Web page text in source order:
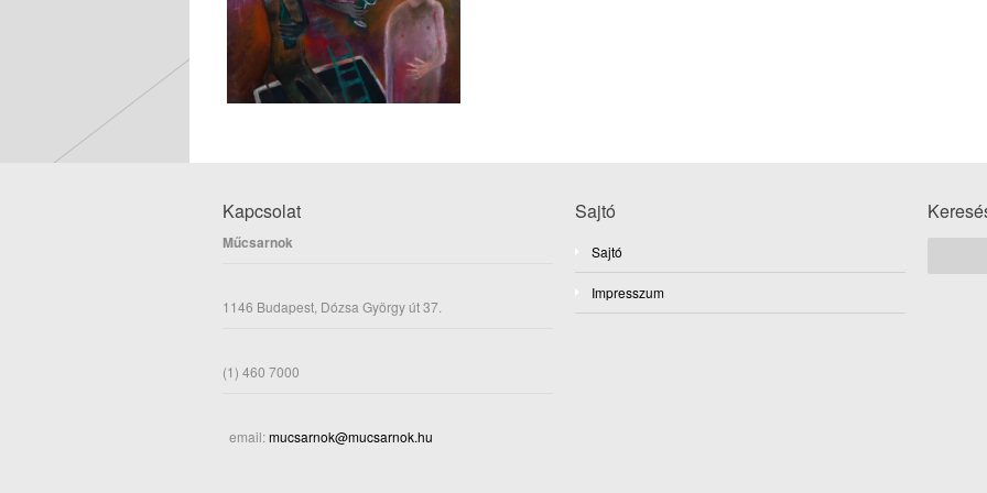
Kapcsolat
Műcsarnok
1146 Budapest, Dózsa György út 37.
(1) 460 7000
email:mucsarnok@mucsarnok.hu
Sajtó
Sajtó
Impresszum